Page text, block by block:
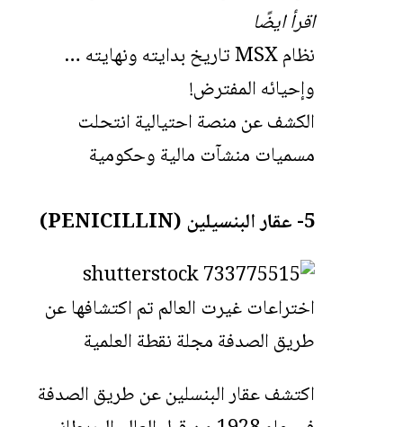
اقرأ ايضًا
نظام MSX تاريخ بدايته ونهايته …
وإحيائه المفترض!
الكشف عن منصة احتيالية انتحلت
مسميات منشآت مالية وحكومية
5- عقار البنسيلين (PENICILLIN)
اكتشف عقار البنسلين عن طريق الصدفة